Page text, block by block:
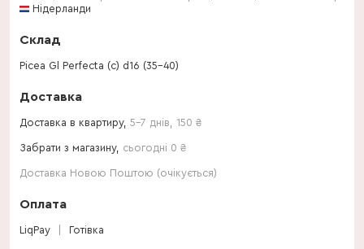
Нідерланди
Склад
Picea Gl Perfecta (с) d16 (35-40)
Доставка
Доставка в квартиру, 5-7 днів 150 ₴
Забрати з магазину, сьогодні 0 ₴
Доставка Новою Поштою (очікується)
Оплата
LiqPay Готівка